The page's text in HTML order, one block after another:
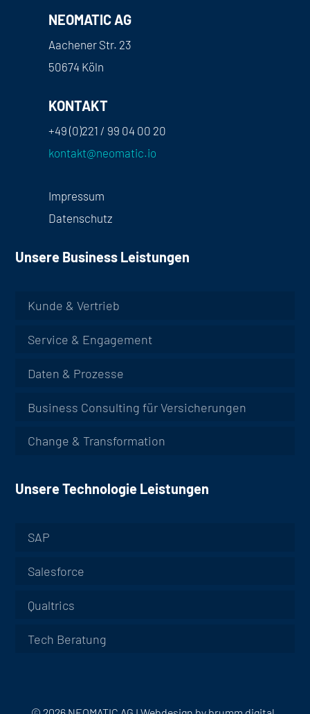
NEOMATIC AG
Aachener Str. 23
50674 Köln
KONTAKT
+49 (0)221 / 99 04 00 20
kontakt@neomatic.io
Impressum
Datenschutz
Unsere Business Leistungen
Kunde & Vertrieb
Service & Engagement
Daten & Prozesse
Business Consulting für Versicherungen
Change & Transformation
Unsere Technologie Leistungen
SAP
Salesforce
Qualtrics
Tech Beratung